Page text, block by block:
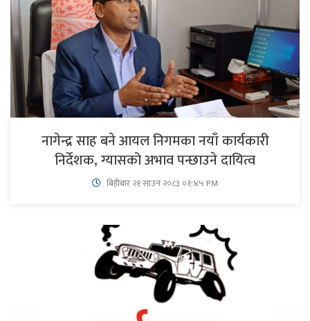
नागेन्द्र साह बने आयल निगमका नयाँ कार्यकारी
निर्देशक, ग्यासको अभाव पन्छाउने दायित्व
बिहीबार २१ साउन २०८३ ०१:४५ PM